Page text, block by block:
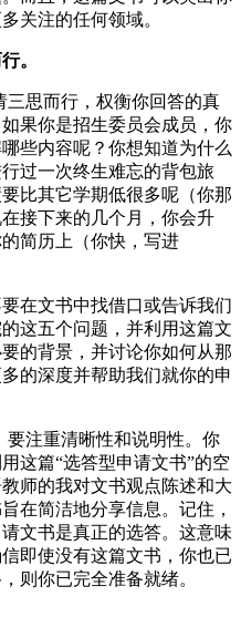
关注的任何领域。
。
思而行，权衡你回答的真
果你是招生委员会成员，你
些内容呢？你想知道为什么
过一次终生难忘的背包旅
比其它学期低很多呢（你那
接下来的几个月，你会升
简历上（你快，写进
在文书中找借口或告诉我们
这五个问题，并利用这篇文
的背景，并讨论你如何从那
的深度并帮助我们就你的申
注重清晰性和说明性。你
这篇“选答型申请文书”的空
师的我对文书观点陈述和大
在简洁地分享信息。记住，
文书是真正的选答。这意味
即使没有这篇文书，你也已
则你已完全准备就绪。